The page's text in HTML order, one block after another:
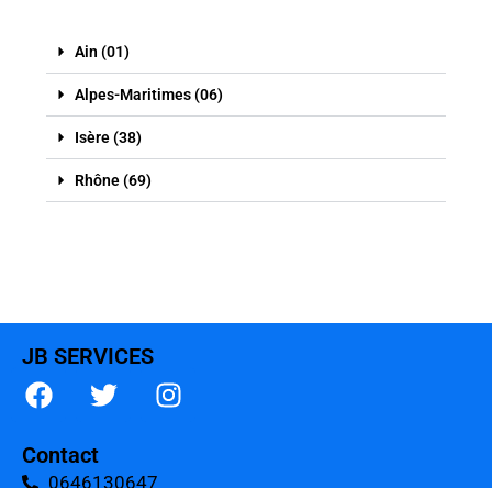
Ain (01)
Alpes-Maritimes (06)
Isère (38)
Rhône (69)
JB SERVICES
Contact
0646130647